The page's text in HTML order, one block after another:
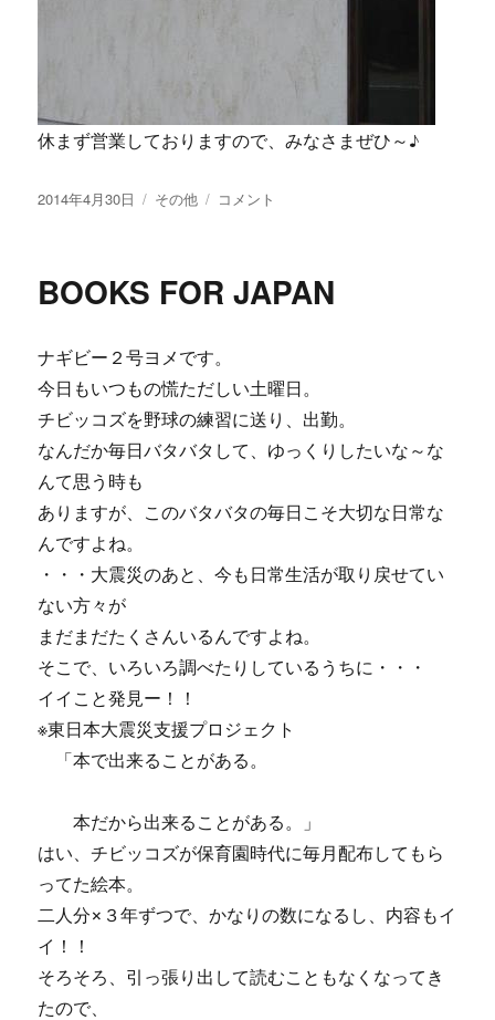
休まず営業しておりますので、みなさまぜひ～♪
投
2014年4月30日
カ
ー
その他
【画
栄
思
考
も
偏
ら
に
コメント
BOOKS FOR JAPAN
ナギビー２号ヨメです。
今日もいつもの慌ただしい土曜日。
チビッコズを野球の練習に送り、出勤。
なんだか毎日バタバタして、ゆっくりしたいな～な
んて思う時も
ありますが、このバタバタの毎日こそ大切な日常な
んですよね。
・・・大震災のあと、今も日常生活が取り戻せてい
ない方々が
まだまだたくさんいるんですよね。
そこで、いろいろ調べたりしているうちに・・・
イイこと発見ー！！
※東日本大震災支援プロジェクト
「本で出来ることがある。
本だから出来ることがある。」
はい、チビッコズが保育園時代に毎月配布してもら
ってた絵本。
二人分×３年ずつで、かなりの数になるし、内容もイ
イ！！
そろそろ、引っ張り出して読むこともなくなってき
たので、